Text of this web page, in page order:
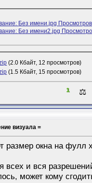
(2.0 Кбайт, 12 просмотров)
(1.5 Кбайт, 15 просмотров)
1 ⚖️
визуала =
размер окна на фулл
и вся
может кому